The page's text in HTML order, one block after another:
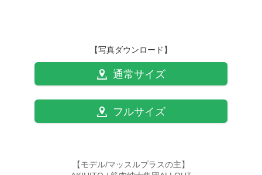
【写真ダウンロード】
通常サイズ
フルサイズ
【モデル/マッスルプラスの主】